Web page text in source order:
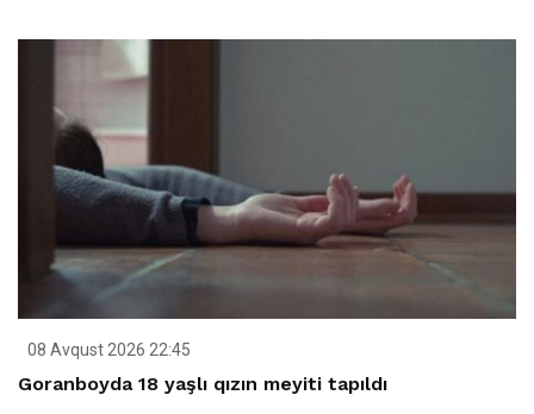
08 Avqust 2026 22:45
Goranboyda 18 yaşlı qızın meyiti tapıldı